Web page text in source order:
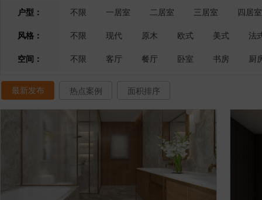
户型： 不限 一居室 二居室 三居室
四居室
风格：
不限 现代 原木 欧式 美式
法
空间：
不限 客厅 餐厅 卧室 书房 厨
最新发布 热点案例 面积排序